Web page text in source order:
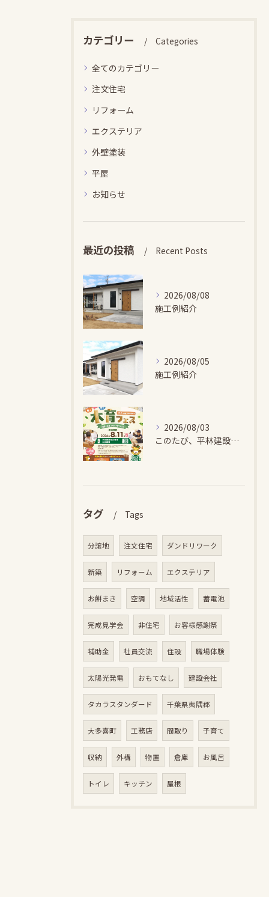
カテゴリー Categories
全てのカテゴリー
注文住宅
リフォーム
エクステリア
外壁塗装
平屋
お知らせ
最近の投稿 Recent Posts
2026/08/08
施工例紹介
2026/08/05
施工例紹介
2026/08/03
このたび、平林建設では、お子さまが木とふれあい・木について学...
タグ Tags
分譲地 注文住宅 ダンドリワーク
新築 リフォーム エクステリア
お餅まき 空調 地域活性 蓄電池
完成見学会 非住宅 お客様感謝祭
補助金 社員交流 住設 職場体験
太陽光発電 おもてなし 建設会社
タカラスタンダード 千葉県夷隅郡
大多喜町 工務店 間取り 子育て
収納 外構 物置 倉庫 お風呂
トイレ キッチン 屋根